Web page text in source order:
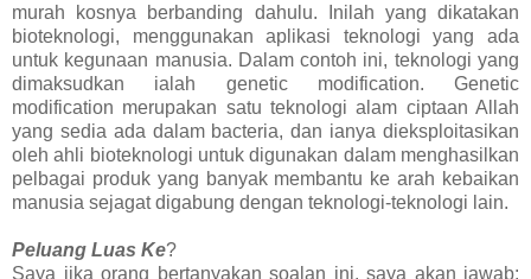
murah kosnya berbanding dahulu. Inilah yang dikatakan
bioteknologi, menggunakan aplikasi teknologi yang ada
untuk kegunaan manusia. Dalam contoh ini, teknologi yang
dimaksudkan ialah genetic modification. Genetic
modification merupakan satu teknologi alam ciptaan Allah
yang sedia ada dalam bacteria, dan ianya dieksploitasikan
oleh ahli bioteknologi untuk digunakan dalam menghasilkan
pelbagai produk yang banyak membantu ke arah kebaikan
manusia sejagat digabung dengan teknologi-teknologi lain.
Peluang Luas Ke?
Saya jika orang bertanyakan soalan ini, saya akan jawab: